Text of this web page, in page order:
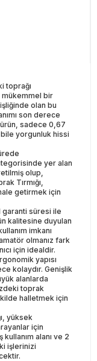
toprağı
mükemmel bir
olan bu
son derece
sadece 0,67
bile yorgunluk hissi
yer alan
olup,
Tırmığı,
getirmek için
garanti süresi ile
kalitesine duyulan
imkanı
olmanız fark
için idealdir.
yapısı
kolaydır. Genişlik
alanlarda
toprak
halletmek için
yüksek
için
alanı ve 2
işlerinizi